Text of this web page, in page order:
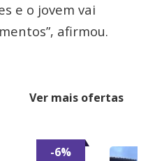
e o jovem vai
afirmou.
Ver mais ofertas
-6%